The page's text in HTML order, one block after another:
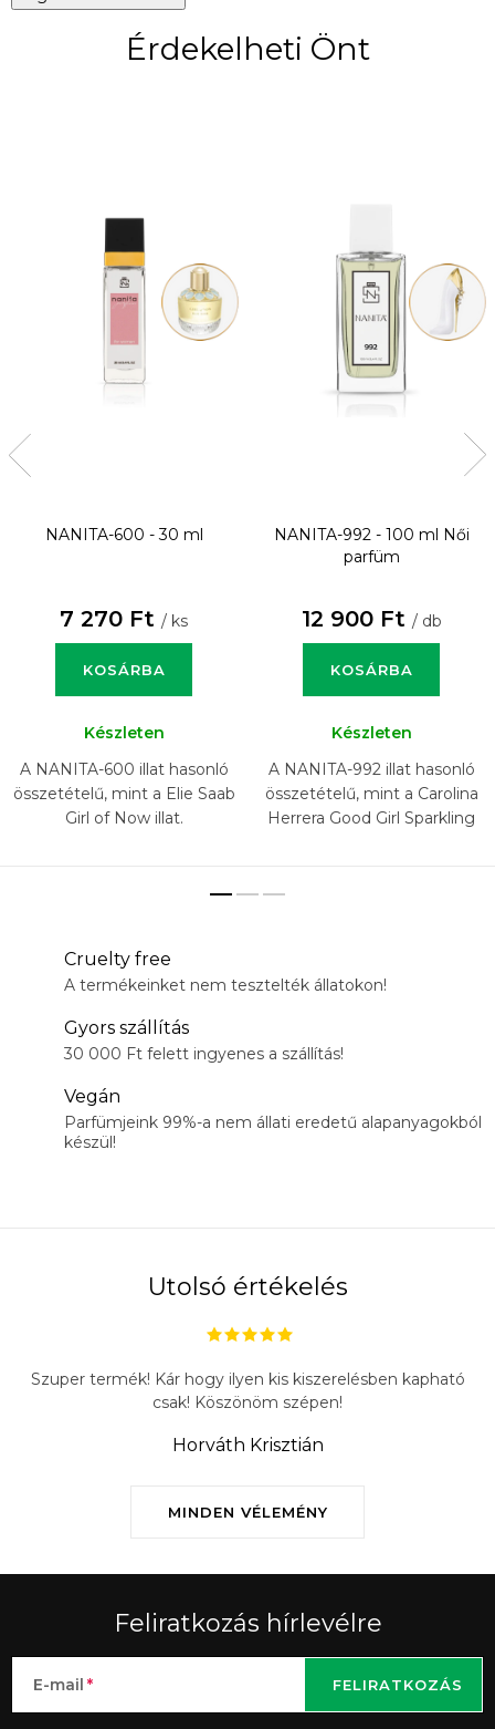
Érdekelheti Önt
NANITA-600 - 30 ml
7 270 Ft / ks
KOSÁRBA
Készleten
A NANITA-600 illat hasonló
összetételű, mint a Elie Saab
Girl of Now illat.
NANITA-992 - 100 ml
Női
parfüm
12 900 Ft / db
KOSÁRBA
Készleten
A NANITA-992 illat hasonló
összetételű, mint a Carolina
Herrera Good Girl Sparkling
Cruelty free
A termékeinket nem tesztelték állatokon!
Gyors szállítás
30 000 Ft felett ingyenes a szállítás!
Vegán
Parfümjeink 99%-a nem állati eredetű alapanyagokból
készül!
Utolsó értékelés
MINDEN VÉLEMÉNY
Szuper termék! Kár hogy ilyen kis kiszerelésben kapható
csak! Köszönöm szépen!
Horváth Krisztián
Feliratkozás hírlevélre
E-mail FELIRATKOZÁS